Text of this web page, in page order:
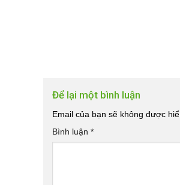
Để lại một bình luận
Email của bạn sẽ không được
Bình luận *